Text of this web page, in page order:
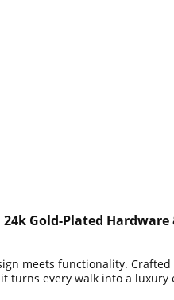
Gold-Plated
meets functionality.
turns every walk into a luxury